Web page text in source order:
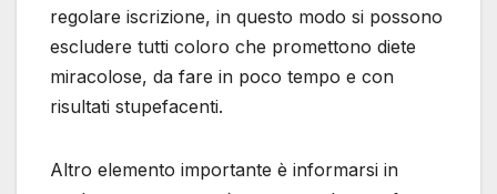
regolare iscrizione, in questo modo si possono
escludere tutti coloro che promettono diete
miracolose, da fare in poco tempo e con
risultati stupefacenti.
Altro elemento importante è informarsi in